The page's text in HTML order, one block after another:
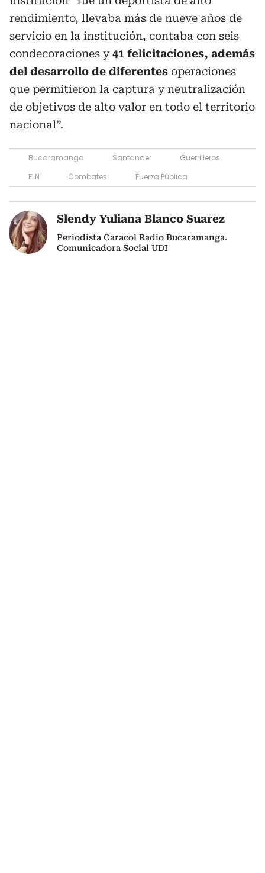
rendimiento, llevaba más de nueve años de
servicio en la institución, contaba con seis
condecoraciones y41 felicitaciones, además
del desarrollo de diferentes operaciones
que permitieron la captura y neutralización
de objetivos de alto valor en todo el territorio
nacional”.
Bucaramanga Santander
Guerrilleros
ELN
Combates Fuerza Pública
Slendy Yuliana Blanco Suarez
Periodista Caracol Radio Bucaramanga.
Comunicadora Social UDI